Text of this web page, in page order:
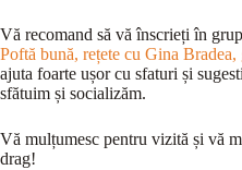
Vă recomand să vă înscrieți în
Poftă bună, rețete cu Gina
ajuta foarte ușor cu sfaturi și
sfătuim și socializăm.
Vă mulțumesc pentru vizită și vă
drag!